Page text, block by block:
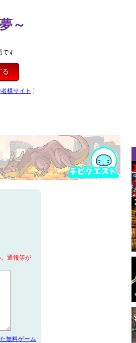
～
です
様サイト ]
通報等が
無料ゲーム